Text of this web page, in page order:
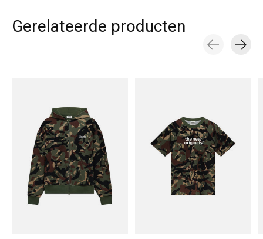
Gerelateerde producten